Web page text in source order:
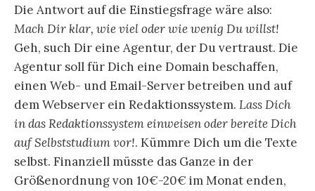
Die Antwort auf die Einstiegsfrage wäre also:
Mach Dir klar, wie viel oder wie wenig Du willst!
Geh, such Dir eine Agentur, der Du vertraust. Die
Agentur soll für Dich eine Domain beschaffen,
einen Web- und Email-Server betreiben und auf
dem Webserver ein Redaktionssystem. Lass Dich
in das Redaktionssystem einweisen oder bereite Dich
auf Selbststudium vor!. Kümmre Dich um die Texte
selbst. Finanziell müsste das Ganze in der
Größenordnung von 10€-20€ im Monat enden,